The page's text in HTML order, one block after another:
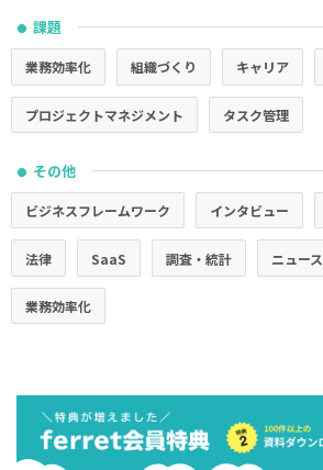
● 課題
業務効率化 組織づくり キャリア
プロジェクトマネジメント タスク管理
● その他
ビジネスフレームワーク インタビュー
法律 SaaS 調査・統計 ニュース
業務効率化